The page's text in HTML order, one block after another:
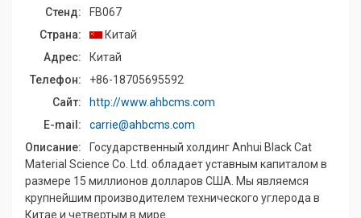
Стенд:
FB067
Страна:
Китай
Адрес:
Китай
Телефон:
+86-18705695592
Сайт:
http://www.ahbcms.com
E-mail:
carrie@ahbcms.com
Описание:
Государственный холдинг Anhui Black Cat
Material Science Co. Ltd. обладает уставным капиталом в
размере 15 миллионов долларов США. Мы являемся
крупнейшим производителем технического углерода в
Китае и четвертым в мире.